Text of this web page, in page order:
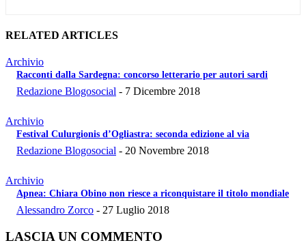
RELATED ARTICLES
Archivio
Racconti dalla Sardegna: concorso letterario per autori sardi
Redazione Blogosocial - 7 Dicembre 2018
Archivio
Festival Culurgionis d’Ogliastra: seconda edizione al via
Redazione Blogosocial - 20 Novembre 2018
Archivio
Apnea: Chiara Obino non riesce a riconquistare il titolo mondiale
Alessandro Zorco - 27 Luglio 2018
LASCIA UN COMMENTO